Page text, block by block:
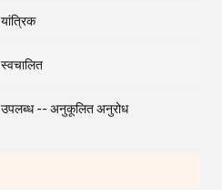
यांत्रिक
स्वचालित
उपलब्ध -- अनुकूलित अनुरोध